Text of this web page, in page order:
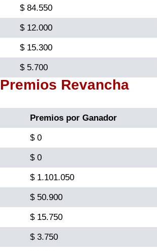
$ 84.550
$ 12.000
$ 15.300
$ 5.700
Premios Revancha
Premios por Ganador
$ 0
$ 0
$ 1.101.050
$ 50.900
$ 15.750
$ 3.750